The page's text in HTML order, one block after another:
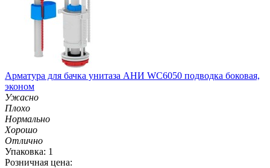
Арматура для бачка унитаза АНИ WC6050 подводка боковая,
эконом
Ужасно
Плохо
Нормально
Хорошо
Отлично
Упаковка: 1
Розничная цена: